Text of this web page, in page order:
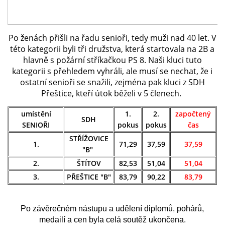
Po ženách přišli na řadu senioři, tedy muži nad 40 let. V
této kategorii byli tři družstva, která startovala na 2B a
hlavně s požární stříkačkou PS 8. Naši kluci tuto
kategorii s přehledem vyhráli, ale musí se nechat, že i
ostatní senioři se snažili, zejména pak kluci z SDH
Přeštice, kteří útok běželi v 5 členech.
umístění
SENIOŘI
SDH
1.
pokus
2.
pokus
započtený
čas
1.
STŘÍŽOVICE
"B"
71,29 37,59
37,59
2.
ŠTÍTOV 82,53 51,04
51,04
3.
PŘEŠTICE "B" 83,79 90,22 83,79
Po závěrečném nástupu a udělení diplomů, pohárů,
medailí a cen byla celá soutěž ukončena.